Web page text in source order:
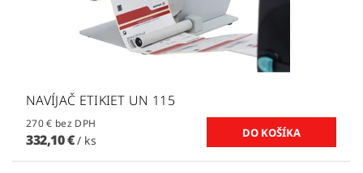
NAVÍJAČ ETIKIET UN 115
270 € bez DPH
332,10 €/ ks